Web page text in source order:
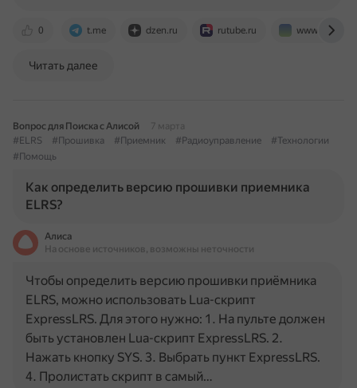
0 t.me dzen.ru rutube.ru
Читать далее
Вопрос для Поиска с Алисой
7 марта
#ELRS
#Прошивка #Приемник #Радиоуправление
#Технологии
#Помощь
Как определить версию прошивки приемника
ELRS?
Алиса
На основе источников, возможны неточности
Чтобы определить версию прошивки приёмника
ELRS, можно использовать Lua-скрипт
ExpressLRS. Для этого нужно: 1. На пульте должен
быть установлен Lua-скрипт ExpressLRS. 2.
Нажать кнопку SYS. 3. Выбрать пункт ExpressLRS.
4. Пролистать скрипт в самый…